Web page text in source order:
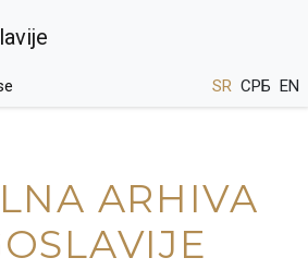
SR СРБ EN
ARHIVA